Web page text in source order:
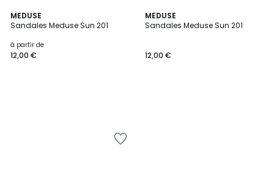
MEDUSE
Sandales Meduse Sun 201
à partir de
12,00 €
MEDUSE
Sandales Meduse Sun 201
12,00 €